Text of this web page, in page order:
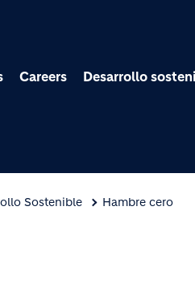
Careers Desarrollo
Sostenible Hambre cero